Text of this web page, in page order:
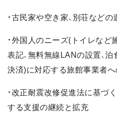
・古民家や空き家、別荘など
・外国人のニーズ(トイレなど
表記、無料無線LANの設置、
決済)に対応する旅館事業者
・改正耐震改修促進法に基づ
する支援の継続と拡充